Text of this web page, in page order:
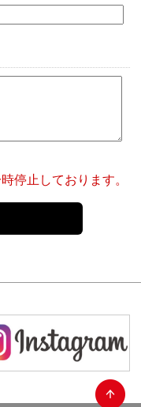
停止しております。